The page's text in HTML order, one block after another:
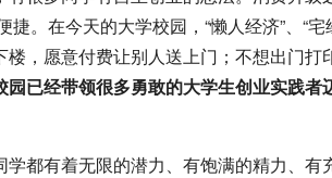
。在今天的大学校园，“懒人经济”、“宅
，愿意付费让别人送上门；不想出门打
园已经带领很多勇敢的大学生创业实践者
学都有着无限的潜力、有饱满的精力、有